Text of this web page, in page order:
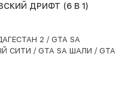
ДРИФТ (6 В 1)
2 / GTA SA
СИТИ / GTA SA ШАЛИ / GTA
/ GTA SA КАВКАЗ